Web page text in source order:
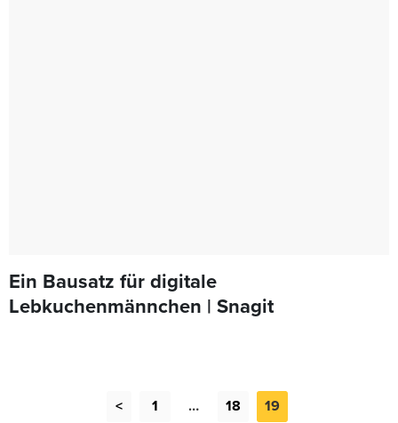
Ein Bausatz für digitale
Lebkuchenmännchen | Snagit
< 1 … 18 19